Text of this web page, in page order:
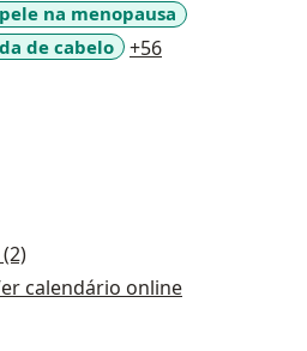
na menopausa
de cabelo +56
calendário online